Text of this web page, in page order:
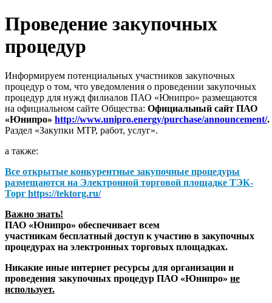
Проведение закупочных
процедур
Информируем потенциальных участников закупочных
процедур о том, что уведомления о проведении закупочных
процедур для нужд филиалов ПАО «Юнипро» размещаются
на официальном сайте Общества: Официальный сайт ПАО
«Юнипро» http://www.unipro.energy/purchase/announcement/.
Раздел «Закупки МТР, работ, услуг».
а также:
Все открытые конкурентные закупочные процедуры
размещаются на Электронной торговой площадке ТЭК-
Торг https://tektorg.ru/
Важно знать!
ПАО «Юнипро» обеспечивает всем
участникам бесплатный доступ к участию в закупочных
процедурах на электронных торговых площадках.
Никакие иные интернет ресурсы для организации и
проведения закупочных процедур ПАО «Юнипро» не
использует.